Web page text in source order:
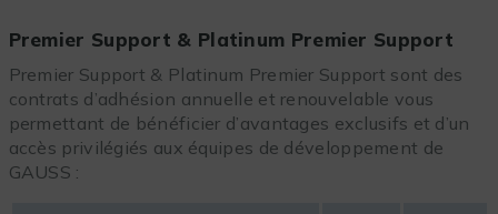
Premier Support & Platinum Premier Support
Premier Support & Platinum Premier Support sont des
contrats d’adhésion annuelle et renouvelable vous
permettant de bénéficier d’avantages exclusifs et d’un
accès privilégiés aux équipes de développement de
GAUSS :